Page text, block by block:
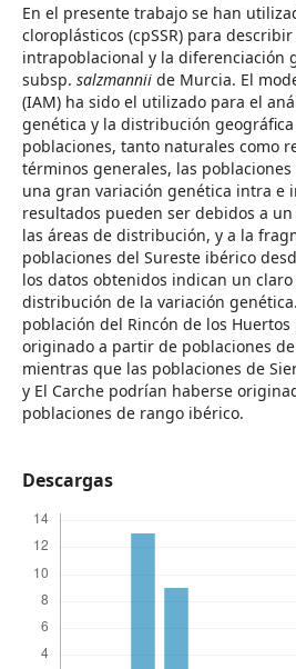
En el presente trabajo se han
cloroplásticos (cpSSR) para
intrapoblacional y la diferenciación
subsp. salzmannii de Murcia. El
(IAM) ha sido el utilizado para el
genética y la distribución
poblaciones, tanto naturales como
términos generales, las
una gran variación genética intra e
resultados pueden ser debidos a
las áreas de distribución, y a la
poblaciones del Sureste ibérico
los datos obtenidos indican un
distribución de la variación
población del Rincón de los
originado a partir de poblaciones
mientras que las poblaciones de
y El Carche podrían haberse
poblaciones de rango ibérico.
Descargas